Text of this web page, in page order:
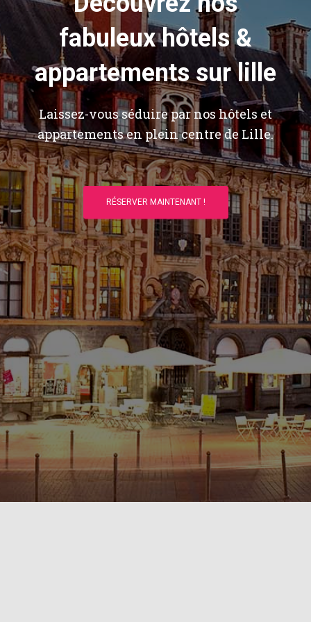
fabuleux hôtels &
appartements sur lille
Laissez-vous séduire par nos hôtels et
appartements en plein centre de Lille.
RÉSERVER MAINTENANT !